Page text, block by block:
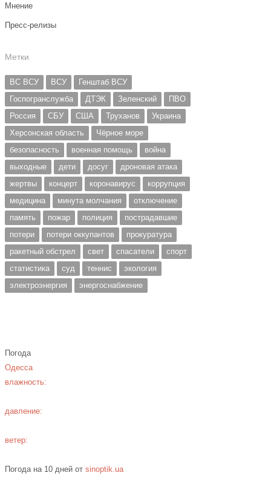
Мнение
Пресс-релизы
Метки
ВС ВСУ ВСУ
Генштаб ВСУ
Госпогранслужба
ДТЭК Зеленский
ПВО
Россия
СБУ США Труханов
Украина
Херсонская область
Чёрное море
безопасность
военная помощь
война
выходные
дети досуг
дроновая атака
жертвы
концерт коронавирус
коррупция
медицина
минута молчания
отключение
память
пожар полиция
пострадавшие
потери
потери оккупантов
прокуратура
ракетный обстрел
свет спасатели
спорт
статистика
суд теннис
экология
электроэнергия
энергоснабжение
Погода
Одесса
влажность:
давление:
ветер:
Погода на 10 дней отsinoptik.ua